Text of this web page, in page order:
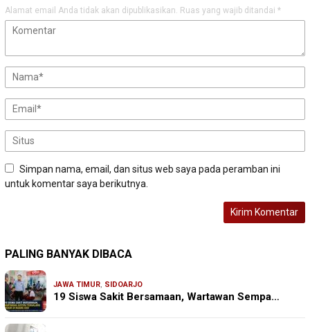
Alamat email Anda tidak akan dipublikasikan. Ruas yang wajib ditandai *
Simpan nama, email, dan situs web saya pada peramban ini
untuk komentar saya berikutnya.
PALING BANYAK DIBACA
JAWA TIMUR, SIDOARJO
19 Siswa Sakit Bersamaan, Wartawan Sempa…